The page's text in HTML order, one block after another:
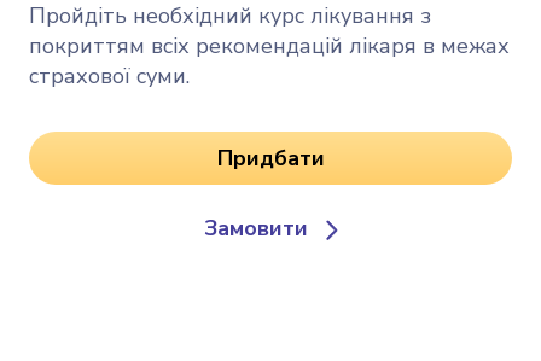
Пройдіть необхідний курс лікування з
покриттям всіх рекомендацій лікаря в межах
страхової суми.
Придбати
Замовити